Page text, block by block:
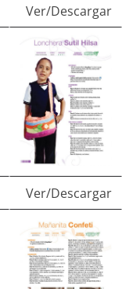
Ver/Descargar
Ver/Descargar